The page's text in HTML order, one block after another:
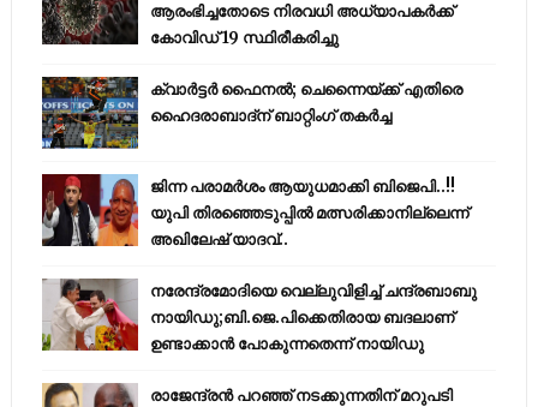
ആരംഭിച്ചതോടെ നിരവധി അധ്യാപകര്‍ക്ക്
കോവിഡ് 19 സ്ഥിരീകരിച്ചു
ക്വാർട്ടർ ഫൈനൽ; ചെന്നൈയ്ക്ക് എതിരെ
ഹൈദരാബാദ്ന് ബാറ്റിംഗ് തകർച്ച
ജിന്ന പരാമര്‍ശം ആയുധമാക്കി ബിജെപി..!!
യുപി തിരഞ്ഞെടുപ്പില്‍ മത്സരിക്കാനില്ലെന്ന്
അഖിലേഷ് യാദവ്..
നരേന്ദ്രമോദിയെ വെല്ലുവിളിച്ച് ചന്ദ്രബാബു
നായിഡു;ബി.ജെ.പിക്കെതിരായ ബദലാണ്
ഉണ്ടാക്കാന്‍ പോകുന്നതെന്ന് നായിഡു
രാജേന്ദ്രന്‍ പറഞ്ഞ് നടക്കുന്നതിന് മറുപടി